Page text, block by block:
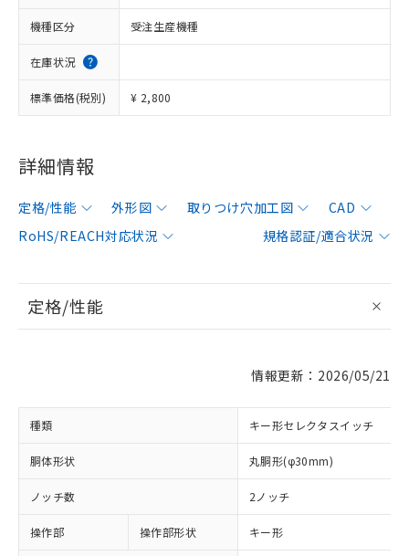
機種区分 受注生産機種
在庫状況
標準価格(税別) ¥ 2,800
詳細情報
定格/性能 外形図 取りつけ穴加工図
CAD
RoHS/REACH対応状況
規格認証/適合状況
定格/性能
情報更新：2026/05/21
種類 キー形セレクタスイッチ
胴体形状 丸胴形(φ30mm)
ノッチ数 2ノッチ
操作部 操作部形状 キー形